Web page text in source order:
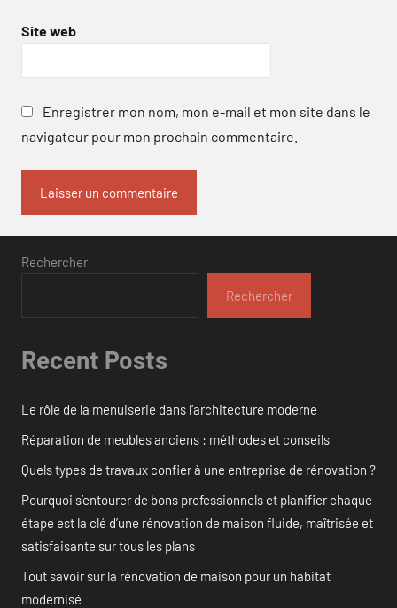
Site web
Enregistrer mon nom, mon e-mail et mon site dans le
navigateur pour mon prochain commentaire.
Rechercher
Rechercher
Recent Posts
Le rôle de la menuiserie dans l’architecture moderne
Réparation de meubles anciens : méthodes et conseils
Quels types de travaux confier à une entreprise de rénovation ?
Pourquoi s’entourer de bons professionnels et planifier chaque
étape est la clé d’une rénovation de maison fluide, maîtrisée et
satisfaisante sur tous les plans
Tout savoir sur la rénovation de maison pour un habitat
modernisé